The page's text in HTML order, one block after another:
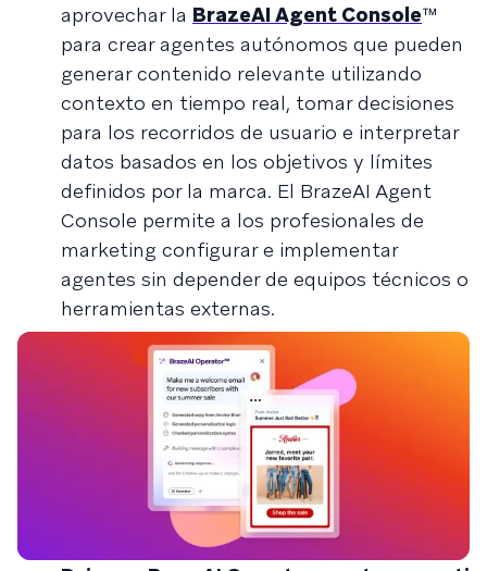
aprovechar la BrazeAI Agent Console™
para crear agentes autónomos que pueden
generar contenido relevante utilizando
contexto en tiempo real, tomar decisiones
para los recorridos de usuario e interpretar
datos basados en los objetivos y límites
definidos por la marca. El BrazeAI Agent
Console permite a los profesionales de
marketing configurar e implementar
agentes sin depender de equipos técnicos o
herramientas externas.